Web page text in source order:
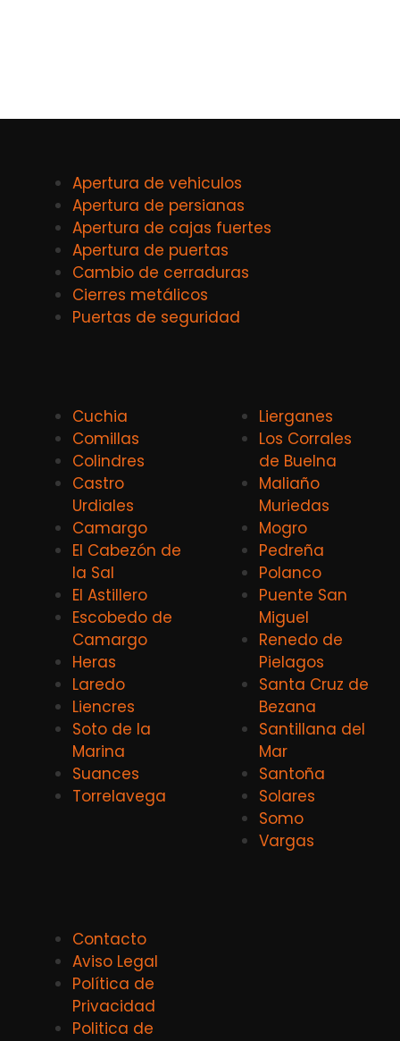
Apertura de vehiculos
Apertura de persianas
Apertura de cajas fuertes
Apertura de puertas
Cambio de cerraduras
Cierres metálicos
Puertas de seguridad
Cuchia
Comillas
Colindres
Castro
Urdiales
Camargo
El Cabezón de
la Sal
El Astillero
Escobedo de
Camargo
Heras
Laredo
Liencres
Soto de la
Marina
Suances
Torrelavega
Lierganes
Los Corrales
de Buelna
Maliaño
Muriedas
Mogro
Pedreña
Polanco
Puente San
Miguel
Renedo de
Pielagos
Santa Cruz de
Bezana
Santillana del
Mar
Santoña
Solares
Somo
Vargas
Contacto
Aviso Legal
Política de
Privacidad
Politica de